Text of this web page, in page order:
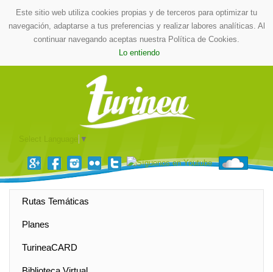
Este sitio web utiliza cookies propias y de terceros para optimizar tu
navegación, adaptarse a tus preferencias y realizar labores analíticas. Al
continuar navegando aceptas nuestra Política de Cookies.
Lo entiendo
▼
Rutas Temáticas
Planes
TurineaCARD